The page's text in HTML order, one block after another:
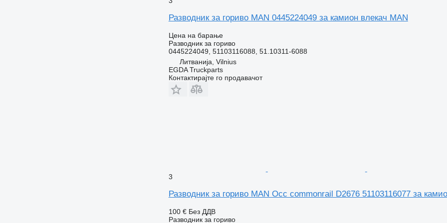
Разводник за гориво MAN 0445224049 за камион влекач MAN
Цена на барање
Разводник за гориво
0445224049, 51103116088, 51.10311-6088
Литванија, Vilnius
EGDA Truckparts
Контактирајте го продавачот
3
Разводник за гориво MAN Occ commonrail D2676 51103116077 за
100 € Без ДДВ
Разводник за гориво